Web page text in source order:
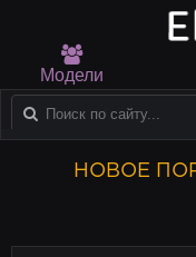
Модели
НОВОЕ